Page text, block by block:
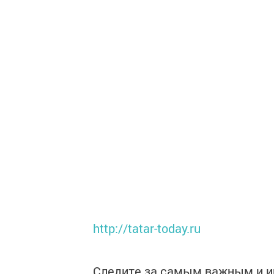
http://tatar-today.ru